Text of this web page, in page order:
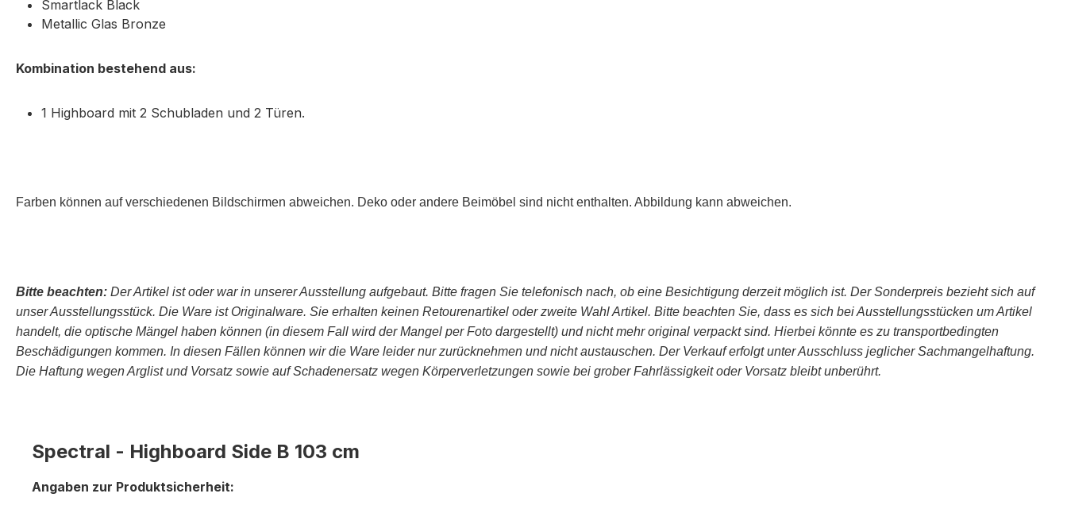
Smartlack Black
Metallic Glas Bronze
Kombination bestehend aus:
1 Highboard mit 2 Schubladen und 2 Türen.
Farben können auf verschiedenen Bildschirmen abweichen. Deko oder andere Beimöbel sind nicht enthalten. Abbildung kann abweichen.
Bitte beachten: Der Artikel ist oder war in unserer Ausstellung aufgebaut. Bitte fragen Sie telefonisch nach, ob eine Besichtigung derzeit möglich ist. Der Sonderpreis bezieht sich auf
unser Ausstellungsstück. Die Ware ist Originalware. Sie erhalten keinen Retourenartikel oder zweite Wahl Artikel. Bitte beachten Sie, dass es sich bei Ausstellungsstücken um Artikel
handelt, die optische Mängel haben können (in diesem Fall wird der Mangel per Foto dargestellt) und nicht mehr original verpackt sind. Hierbei könnte es zu transportbedingten
Beschädigungen kommen. In diesen Fällen können wir die Ware leider nur zurücknehmen und nicht austauschen. Der Verkauf erfolgt unter Ausschluss jeglicher Sach­mangelhaftung.
Die Haftung wegen Arglist und Vorsatz sowie auf Schaden­ersatz wegen Körperverletzungen sowie bei grober Fahr­lässig­keit oder Vorsatz bleibt unbe­rührt.
Spectral - Highboard Side B 103 cm
Angaben zur Produktsicherheit: